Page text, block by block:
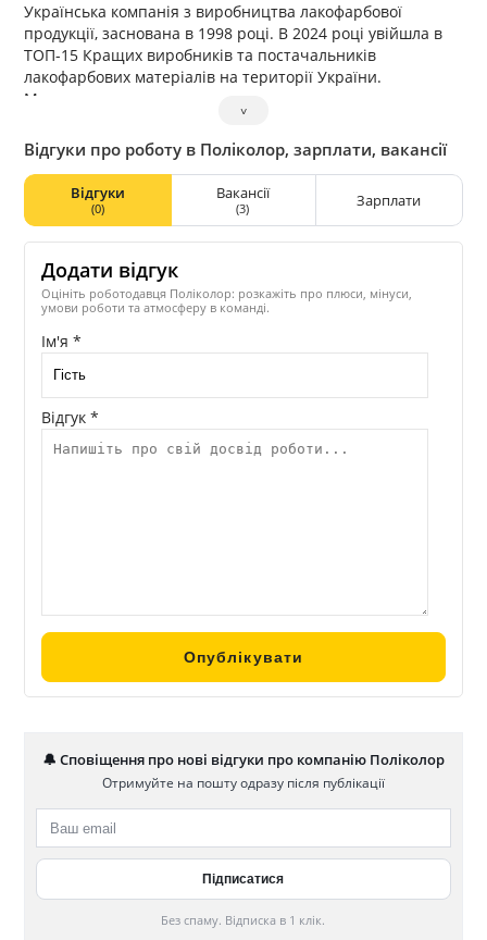
Українська компанія з виробництва лакофарбової
продукції, заснована в 1998 році. В 2024 році увійшла в
ТОП-15 Кращих виробників та постачальників
лакофарбових матеріалів на території України.
Ми створили широку дилерську мережу для швидкого
забезпечення нашими матеріалами замовників.
Продукція «Polycolor» представлена у всіх великих
спеціалізованих торгівельних центрах та дрібних
мережах.
˅
Відгуки про роботу в Поліколор, зарплати, вакансії
Відгуки
(0)
Вакансії
(3) Зарплати
Додати відгук
Оцініть роботодавця Поліколор: розкажіть про плюси, мінуси,
умови роботи та атмосферу в команді.
Ім'я *
Відгук *
🔔 Сповіщення про нові відгуки про компанію Поліколор
Отримуйте на пошту одразу після публікації
Без спаму. Відписка в 1 клік.